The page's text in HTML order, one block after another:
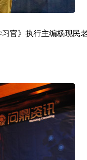
官》执行主编杨现民